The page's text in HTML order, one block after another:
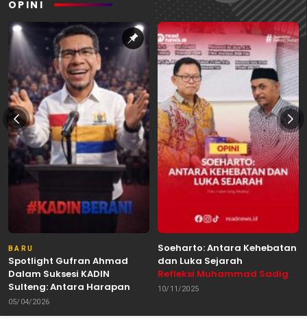
OPINI
BARU
Spotlight Gufran Ahmad
Dalam Suksesi KADIN
Sulteng: Antara Harapan
dan Kebutuhan Perubahan
Oleh: Anshar Munir
05/04/2026
Soeharto: Antara Kehebatan
dan Luka Sejarah
Refleksi Muhammad Sadig
Alhabsyie, Akademisi UIN
Pemerhati Gerakan
10/11/2025